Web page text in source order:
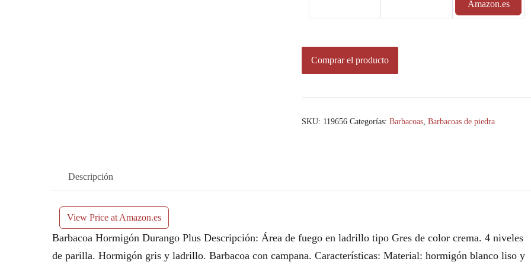
Amazon.es
Comprar el producto
SKU: 119656 Categorías: Barbacoas, Barbacoas de piedra
Descripción
View Price at Amazon.es
Barbacoa Hormigón Durango Plus Descripción: Área de fuego en ladrillo tipo Gres de color crema. 4 niveles
de parilla. Hormigón gris y ladrillo. Barbacoa con campana. Características: Material: hormigón blanco liso y